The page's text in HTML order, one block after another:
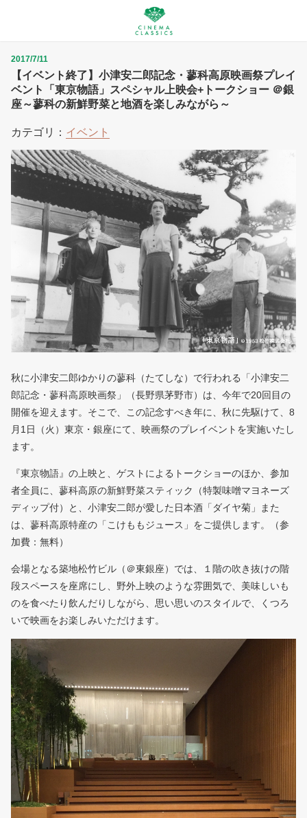
【イベント終了】小津安二郎記念・蓼科高原映画祭プレイ
ベント「東京物語」スペシャル上映会+トークショー ＠銀
座～蓼科の新鮮野菜と地酒を楽しみながら～
2017/7/11
カテゴリ： イベント
秋に小津安二郎ゆかりの蓼科（たてしな）で行われる「小津安二
郎記念・蓼科高原映画祭」（長野県茅野市）は、今年で20回目の
開催を迎えます。そこで、この記念すべき年に、秋に先駆けて、8
月1日（火）東京・銀座にて、映画祭のプレイベントを実施いたし
ます。
『東京物語』の上映と、ゲストによるトークショーのほか、参加
者全員に、蓼科高原の新鮮野菜スティック（特製味噌マヨネーズ
ディップ付）と、小津安二郎が愛した日本酒「ダイヤ菊」また
は、蓼科高原特産の「こけももジュース」をご提供します。（参
加費：無料）
会場となる築地松竹ビル（＠東銀座）では、１階の吹き抜けの階
段スペースを座席にし、野外上映のような雰囲気で、美味しいも
のを食べたり飲んだりしながら、思い思いのスタイルで、くつろ
いで映画をお楽しみいただけます。